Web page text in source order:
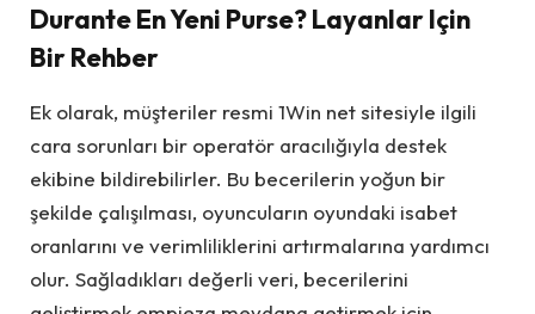
Durante En Yeni Purse? Layanlar Için
Bir Rehber
Ek olarak, müşteriler resmi 1Win net sitesiyle ilgili
cara sorunları bir operatör aracılığıyla destek
ekibine bildirebilirler. Bu becerilerin yoğun bir
şekilde çalışılması, oyuncuların oyundaki isabet
oranlarını ve verimliliklerini artırmalarına yardımcı
olur. Sağladıkları değerli veri, becerilerini